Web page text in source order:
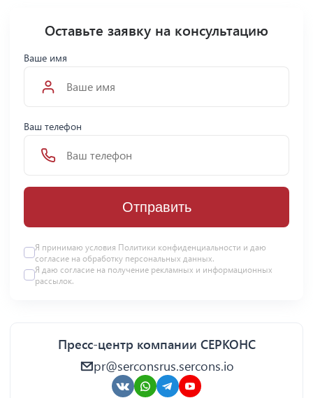
Оставьте заявку на консультацию
Ваше имя
Ваш телефон
Отправить
Я принимаю условия Политики конфиденциальности и даю
согласие на обработку персональных данных.
Я даю согласие на получение рекламных и информационных
рассылок.
Пресс-центр компании СЕРКОНС
pr@serconsrus.sercons.io